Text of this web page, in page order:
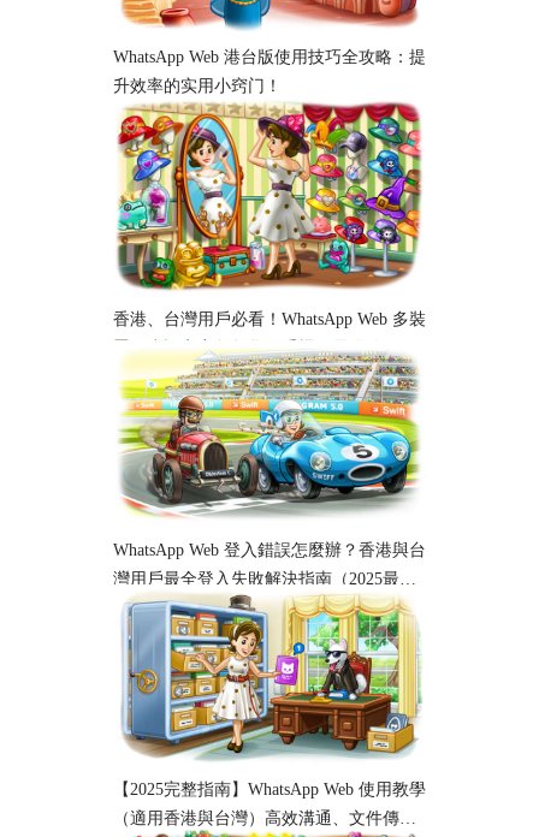
WhatsApp Web 港台版使用技巧全攻略：提
升效率的实用小窍门！
香港、台灣用戶必看！WhatsApp Web 多裝
置同步設定完整教學｜手機、電腦跨平台
使用指南
WhatsApp Web 登入錯誤怎麼辦？香港與台
灣用戶最全登入失敗解決指南（2025最
新）
【2025完整指南】WhatsApp Web 使用教學
（適用香港與台灣）高效溝通、文件傳輸